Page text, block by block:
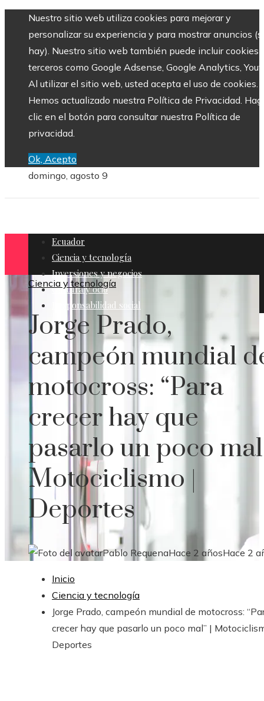
Nuestro sitio web utiliza cookies para mejorar y
personalizar su experiencia y para mostrar anuncios
hay). Nuestro sitio web también puede incluir cookies
terceros como Google Adsense, Google Analytics,
Al utilizar el sitio web, usted acepta el uso de cookies.
Hemos actualizado nuestra Política de Privacidad.
clic en el botón para consultar nuestra Política de
privacidad.
Ok, Acepto
domingo, agosto 9
Ecuador
Ciencia y tecnología
Inversiones y negocios
Cultura y ocio
Responsabilidad social
Ciencia y tecnología
Jorge Prado,
campeón mundial
motocross: “Para
crecer hay que
pasarlo un poco
Motociclismo |
Deportes
Pablo RequenaHace 2 añosHace 2
Inicio
Ciencia y tecnología
Jorge Prado, campeón mundial de motocross:
crecer hay que pasarlo un poco mal” |
Deportes